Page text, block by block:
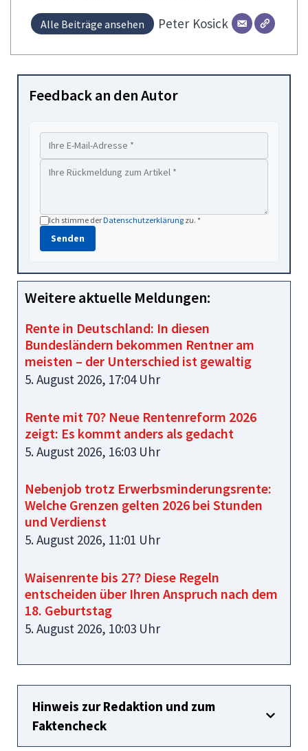
Alle Beiträge ansehen Peter Kosick
Feedback an den Autor
Ich stimme derDatenschutzerklärung zu. *
Senden
Weitere aktuelle Meldungen:
Rente in Deutschland: In diesen
Bundesländern bekommen Rentner am
meisten – der Unterschied ist gewaltig
5. August 2026, 17:04 Uhr
Rente mit 70? Neue Rentenreform 2026
zeigt: Es kommt anders als gedacht
5. August 2026, 16:03 Uhr
Nebenjob trotz Erwerbsminderungsrente:
Welche Grenzen gelten 2026 bei Stunden
und Verdienst
5. August 2026, 11:01 Uhr
Waisenrente bis 27? Diese Regeln
entscheiden über Ihren Anspruch nach dem
18. Geburtstag
5. August 2026, 10:03 Uhr
Hinweis zur Redaktion und zum
Faktencheck